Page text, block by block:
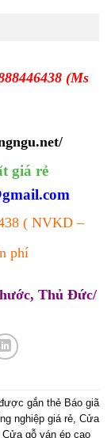
(Ms
giá rẻ
( NVKD –
phí
Thủ Đức/
gắn thẻ Báo giã
nghiệp giá rẻ, Cửa
Cửa gỗ ván ép cao